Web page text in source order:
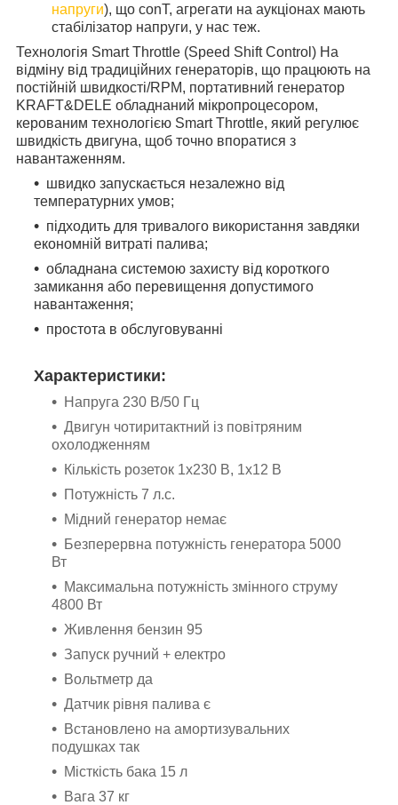
напруги), що conT, агрегати на аукціонах мають
стабілізатор напруги, у нас теж.
Технологія Smart Throttle (Speed Shift Control) На
відміну від традиційних генераторів, що працюють на
постійній швидкості/RPM, портативний генератор
KRAFT&DELE обладнаний мікропроцесором,
керованим технологією Smart Throttle, який регулює
швидкість двигуна, щоб точно впоратися з
навантаженням.
швидко запускається незалежно від
температурних умов;
підходить для тривалого використання завдяки
економній витраті палива;
обладнана системою захисту від короткого
замикання або перевищення допустимого
навантаження;
простота в обслуговуванні
Характеристики:
Напруга 230 В/50 Гц
Двигун чотиритактний із повітряним
охолодженням
Кількість розеток 1х230 В, 1х12 В
Потужність 7 л.с.
Мідний генератор немає
Безперервна потужність генератора 5000
Вт
Максимальна потужність змінного струму
4800 Вт
Живлення бензин 95
Запуск ручний + електро
Вольтметр да
Датчик рівня палива є
Встановлено на амортизувальних
подушках так
Місткість бака 15 л
Вага 37 кг